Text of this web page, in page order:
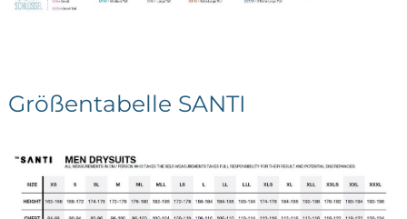
Größentabelle SANTI